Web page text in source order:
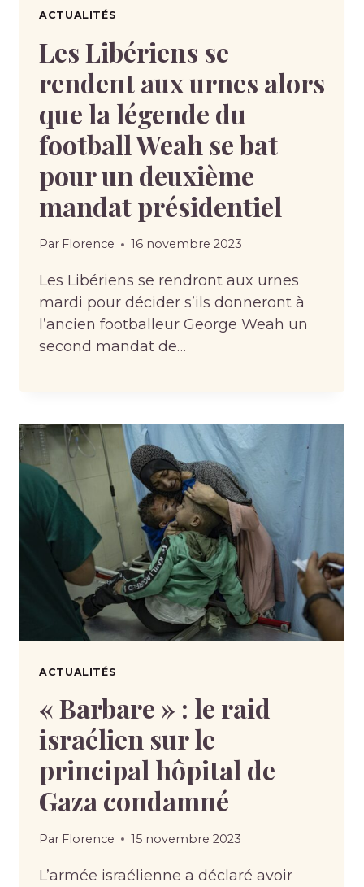
ACTUALITÉS
Les Libériens se
rendent aux urnes alors
que la légende du
football Weah se bat
pour un deuxième
mandat présidentiel
Par Florence 16 novembre 2023
Les Libériens se rendront aux urnes
mardi pour décider s’ils donneront à
l’ancien footballeur George Weah un
second mandat de…
ACTUALITÉS
« Barbare » : le raid
israélien sur le
principal hôpital de
Gaza condamné
Par Florence 15 novembre 2023
L’armée israélienne a déclaré avoir